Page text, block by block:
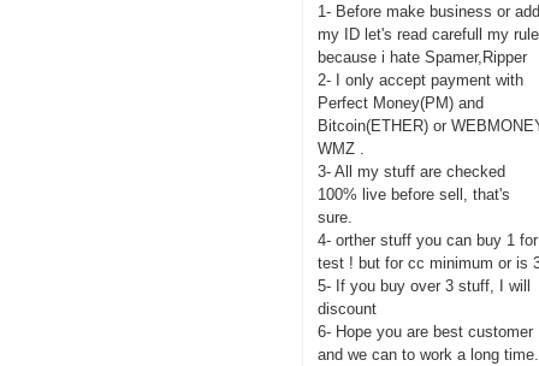
1- Before make business or
my ID let's read carefull my rule
because i hate Spamer,Ripper
2- I only accept payment with
Perfect Money(PM) and
Bitcoin(ETHER) or
WMZ .
3- All my stuff are checked
100% live before sell, that's
sure.
4- orther stuff you can buy 1 for
test ! but for cc minimum or is
5- If you buy over 3 stuff, I will
discount
6- Hope you are best customer
and we can to work a long time.